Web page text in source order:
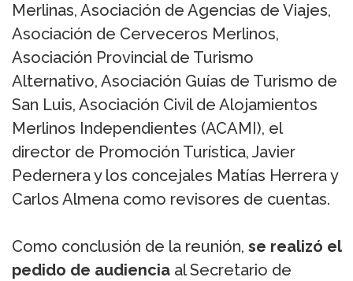
Merlinas, Asociación de Agencias de Viajes,
Asociación de Cerveceros Merlinos,
Asociación Provincial de Turismo
Alternativo, Asociación Guías de Turismo de
San Luis, Asociación Civil de Alojamientos
Merlinos Independientes (ACAMI), el
director de Promoción Turística, Javier
Pedernera y los concejales Matías Herrera y
Carlos Almena como revisores de cuentas.
Como conclusión de la reunión, se realizó el
pedido de audiencia al Secretario de